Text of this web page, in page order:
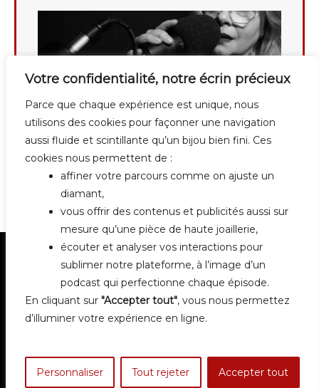
Votre confidentialité, notre écrin précieux
Parce que chaque expérience est unique, nous
utilisons des cookies pour façonner une navigation
aussi fluide et scintillante qu’un bijou bien fini. Ces
cookies nous permettent de :
affiner votre parcours comme on ajuste un
diamant,
vous offrir des contenus et publicités aussi sur
mesure qu’une pièce de haute joaillerie,
écouter et analyser vos interactions pour
sublimer notre plateforme, à l’image d’un
podcast qui perfectionne chaque épisode.
En cliquant sur "Accepter tout", vous nous permettez
d’illuminer votre expérience en ligne.
Personnaliser Tout rejeter Accepter tout
Contact Mentions légales